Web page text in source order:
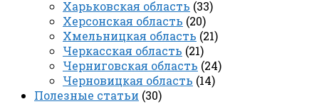
Харьковская область (33)
Херсонская область (20)
Хмельницкая область (21)
Черкасская область (21)
Черниговская область (24)
Черновицкая область (14)
Полезные статьи (30)